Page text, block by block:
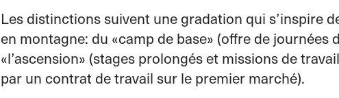
Les distinctions suivent une gradation qui s’inspire
en montagne: du «camp de base» (offre de journées
«l’ascension» (stages prolongés et missions de
par un contrat de travail sur le premier marché).